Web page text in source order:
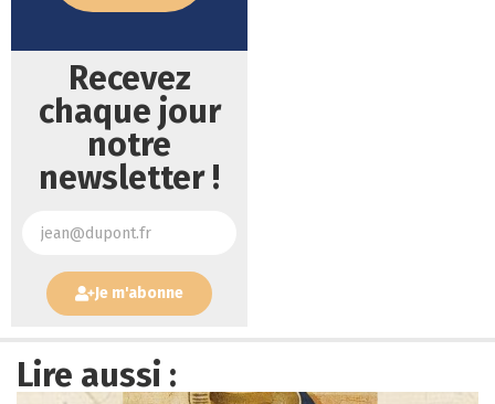
Recevez
chaque jour
notre
newsletter !
Je m'abonne
Lire aussi :